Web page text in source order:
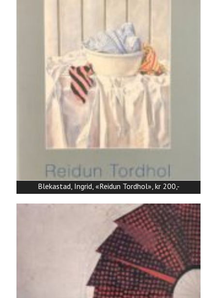
Blekastad, Ingrid, «Reidun Tordhol», kr 200,-